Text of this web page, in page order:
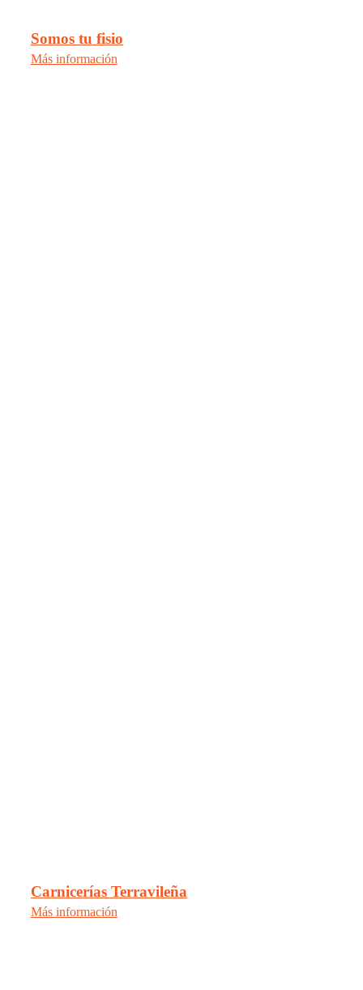
Somos tu fisio
Más información
Carnicerías Terravileña
Más información